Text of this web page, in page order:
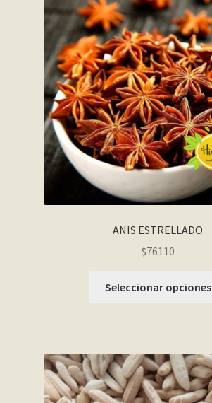
ANIS ESTRELLADO
$76110
Seleccionar opciones